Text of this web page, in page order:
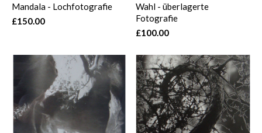
Mandala - Lochfotografie
£150.00
Wahl - überlagerte
Fotografie
£100.00